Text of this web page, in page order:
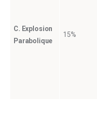
C. Explosion
Parabolique
15%